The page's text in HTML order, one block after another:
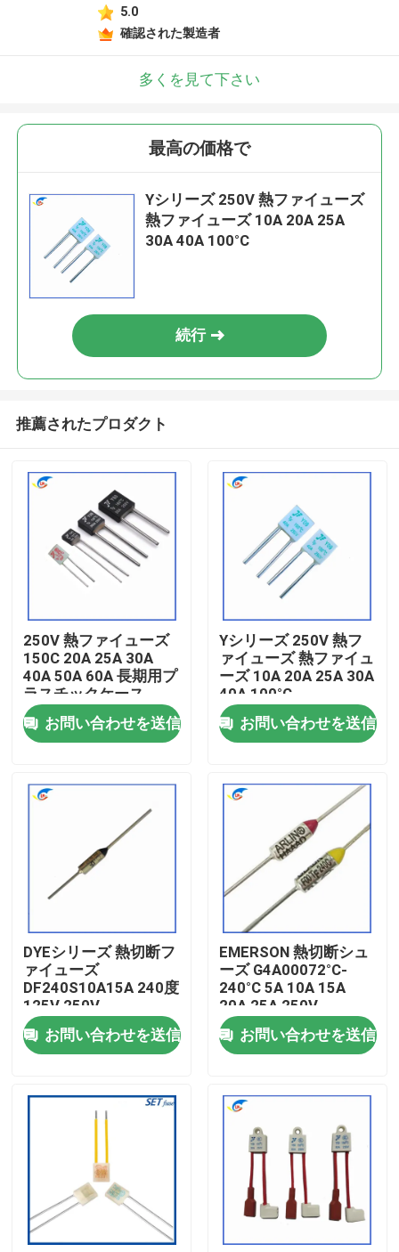
家へ
製品
わたしたち に つい て
工場 ツアー
品質管理
PTCのサーミスター
5.0
確認された製造者
多くを見て下さい
最高の価格で
Yシリーズ 250V 熱ファイューズ
熱ファイューズ 10A 20A 25A
30A 40A 100°C
続行
推薦されたプロダクト
250V 熱ファイューズ
150C 20A 25A 30A
40A 50A 60A 長期用プ
ラスチックケース
お問い合わせを送信
Yシリーズ 250V 熱フ
ァイューズ 熱ファイュ
ーズ 10A 20A 25A 30A
40A 100°C
お問い合わせを送信
DYEシリーズ 熱切断フ
ァイューズ
DF240S10A15A 240度
125V 250V
お問い合わせを送信
EMERSON 熱切断シュ
ーズ G4A00072°C-
240°C 5A 10A 15A
20A 25A 250V
お問い合わせを送信